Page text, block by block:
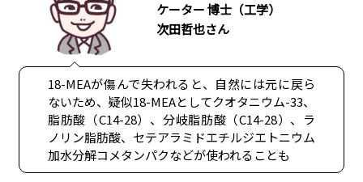
ケーター 博士（工学）
次田哲也さん
18-MEAが傷んで失われると、自然には元に戻ら
ないため、疑似18-MEAとしてクオタニウム-33、
脂肪酸（C14-28）、分岐脂肪酸（C14-28）、ラ
ノリン脂肪酸、セテアラミドエチルジエトニウム
加水分解コメタンパクなどが使われることも